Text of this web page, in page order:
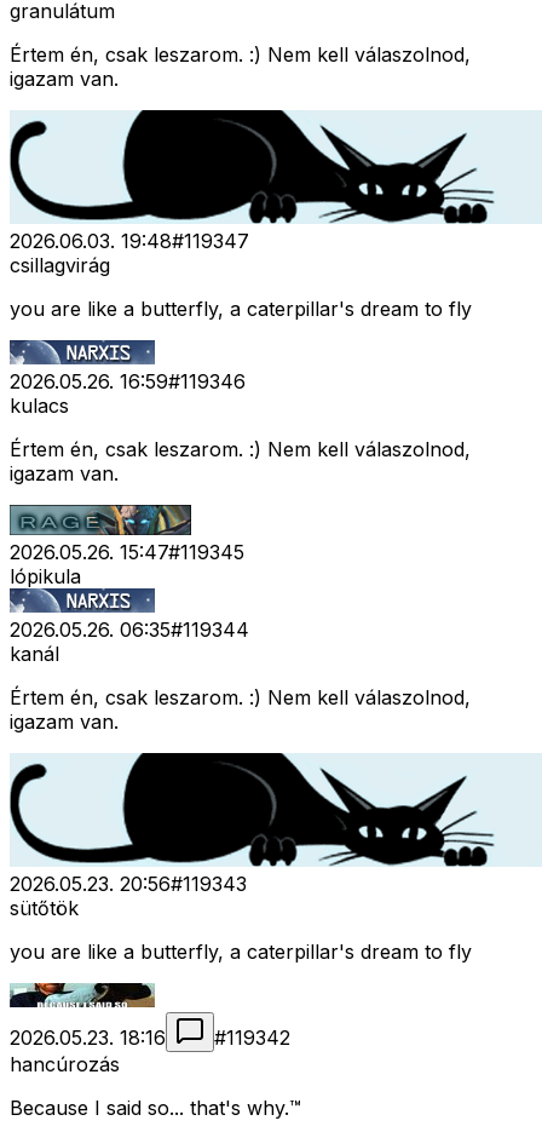
granulátum
Értem én, csak leszarom. :) Nem kell válaszolnod,
igazam van.
2026.06.03. 19:48#119347
csillagvirág
you are like a butterfly, a caterpillar's dream to fly
2026.05.26. 16:59#119346
kulacs
Értem én, csak leszarom. :) Nem kell válaszolnod,
igazam van.
2026.05.26. 15:47#119345
lópikula
2026.05.26. 06:35#119344
kanál
Értem én, csak leszarom. :) Nem kell válaszolnod,
igazam van.
2026.05.23. 20:56#119343
sütőtök
you are like a butterfly, a caterpillar's dream to fly
2026.05.23. 18:16 #119342
hancúrozás
Because I said so... that's why.™